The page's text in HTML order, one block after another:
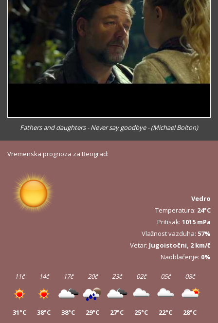
Fathers and daughters - Never say goodbye - (Michael Bolton)
Vremenska prognoza za Beograd:
Vedro
Temperatura: 24°C
Pritisak: 1015 mPa
Vlažnost vazduha: 57%
Vetar: Jugoistočni, 2 km/č
Naoblačenje: 0%
11č
31°C
14č
38°C
17č
38°C
20č
29°C
23č
27°C
02č
25°C
05č
22°C
08č
28°C